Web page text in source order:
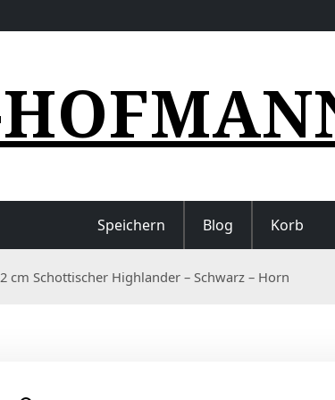
Speichern Blog Korb
cm Schottischer Highlander – Schwarz – Horn